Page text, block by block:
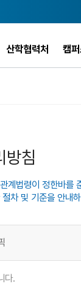
산학협력처 캠
방침
계법령이 정한바
차 및 기준을 안내
다.